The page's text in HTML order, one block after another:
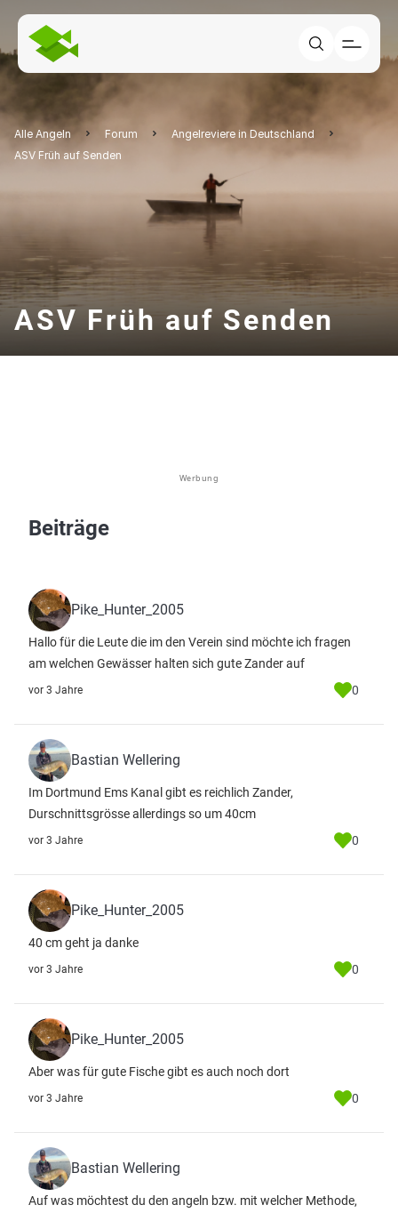
Alle Angeln Forum
Angelreviere in Deutschland
ASV Früh auf Senden
ASV Früh auf Senden
Werbung
Beiträge
Pike_Hunter_2005
Hallo für die Leute die im den Verein sind möchte ich fragen
am welchen Gewässer halten sich gute Zander auf
vor 3 Jahre 0
Bastian Wellering
Im Dortmund Ems Kanal gibt es reichlich Zander,
Durschnittsgrösse allerdings so um 40cm
vor 3 Jahre 0
Pike_Hunter_2005
40 cm geht ja danke
vor 3 Jahre 0
Pike_Hunter_2005
Aber was für gute Fische gibt es auch noch dort
vor 3 Jahre 0
Bastian Wellering
Auf was möchtest du den angeln bzw. mit welcher Methode,